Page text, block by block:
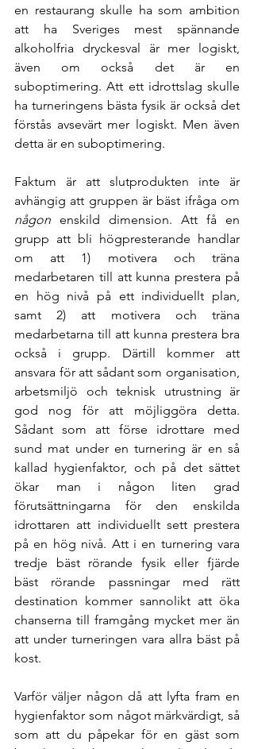
en restaurang skulle ha som ambition
att ha Sveriges mest spännande
alkoholfria dryckesval är mer logiskt,
även om också det är en
suboptimering. Att ett idrottslag skulle
ha turneringens bästa fysik är också det
förstås avsevärt mer logiskt. Men även
detta är en suboptimering.
Faktum är att slutprodukten inte är
någon enskild dimension. Att få en
grupp att bli högpresterande handlar
om att 1) motivera och träna
medarbetaren till att kunna prestera på
en hög nivå på ett individuellt plan,
samt 2) att motivera och träna
medarbetarna till att kunna prestera bra
också i grupp. Därtill kommer att
ansvara för att sådant som organisation,
arbetsmiljö och teknisk utrustning är
god nog för att möjliggöra detta.
Sådant som att förse idrottare med
sund mat under en turnering är en så
kallad hygienfaktor, och på det sättet
ökar man i någon liten grad
förutsättningarna för den enskilda
idrottaren att individuellt sett prestera
på en hög nivå. Att i en turnering vara
tredje bäst rörande fysik eller fjärde
bäst rörande passningar med rätt
destination kommer sannolikt att öka
chanserna till framgång mycket mer än
att under turneringen vara allra bäst på
kost.
Varför väljer någon då att lyfta fram en
hygienfaktor som något märkvärdigt, så
som att du påpekar för en gäst som